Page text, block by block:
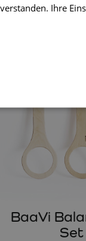
BaaVi
Set
Ihre